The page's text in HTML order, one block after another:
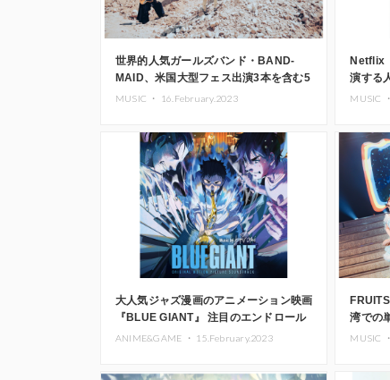
世界的人気ガールズバンド・BAND-
MAID、米国大型フェス出演3本を含む5
月度の全米ツアー発表
MUSIC ・ 16.February.2023
Netflix
演する
として
MUSIC ・
大人気ジャズ漫画のアニメーション映画
『BLUE GIANT』 注目のエンドロール
曲が配信開始
ANIME&GAME ・ 15.February.2023
湾での
Hatch
MUSIC ・